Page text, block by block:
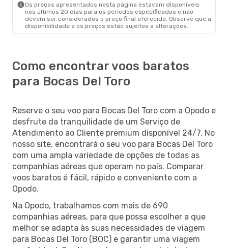
Sáb., 19 De Set.- Qui., 24 De Set.
Hahn Air TechnologiesDireto
Cidade Do Panamá
- Bocas Del Toro
Os preços apresentados nesta página estavam disponíveis
nos últimos 20 dias para os períodos especificados e não
devem ser considerados o preço final oferecido. Observe que a
disponibilidade e os preços estão sujeitos a alterações.
Como encontrar voos baratos
para Bocas Del Toro
Reserve o seu voo para Bocas Del Toro com a Opodo e
desfrute da tranquilidade de um Serviço de
Atendimento ao Cliente premium disponível 24/7. No
nosso site, encontrará o seu voo para Bocas Del Toro
com uma ampla variedade de opções de todas as
companhias aéreas que operam no país. Comparar
voos baratos é fácil, rápido e conveniente com a
Opodo.
Na Opodo, trabalhamos com mais de 690
companhias aéreas, para que possa escolher a que
melhor se adapta às suas necessidades de viagem
para Bocas Del Toro (BOC) e garantir uma viagem